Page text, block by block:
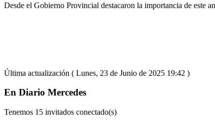
Desde el Gobierno Provincial destacaron la importancia de este
Última actualización ( Lunes, 23 de Junio de 2025 19:42 )
En Diario Mercedes
Tenemos 15 invitados conectado(s)